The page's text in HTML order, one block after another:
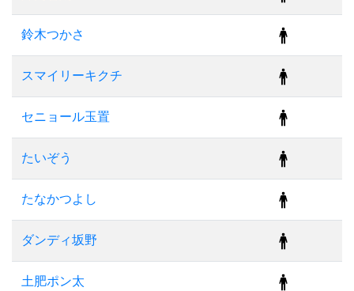
鈴木つかさ
スマイリーキクチ
セニョール玉置
たいぞう
たなかつよし
ダンディ坂野
土肥ポン太